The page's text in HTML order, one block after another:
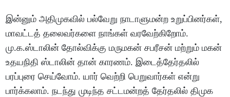
இன்னும் அதிமுகவில் பல்வேறு நாடாளுமன்ற உறுப்பினர்கள்,
மாவட்டத் தலைவர்களை நாங்கள் வரவேற்கிறோம்.
மு.க.ஸ்டாலின் தோல்விக்கு மருமகன் சபரீசன் மற்றும் மகன்
உதயநிதி ஸ்டாலின் தான் காரணம். இடைத்தேர்தலில்
பரப்புரை செய்வோம். யார் வெற்றி பெறுவார்கள் என்று
பார்க்கலாம். நடந்து முடிந்த சட்டமன்றத் தேர்தலில் திமுக